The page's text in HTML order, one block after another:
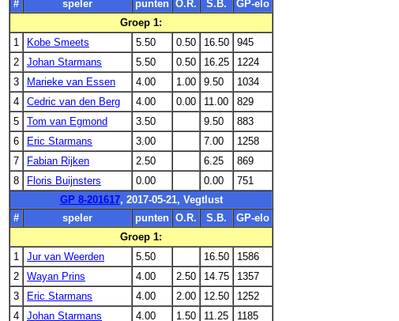
#
speler punten O.R. S.B.
GP-elo
Groep 1:
1
Kobe Smeets 5.50 0.50 16.50
945
2
Johan Starmans 5.50 0.50 16.25
1224
3
Marieke van Essen 4.00 1.00 9.50
1034
4
Cedric van den Berg 4.00 0.00 11.00
829
5
Tom van Egmond 3.50 9.50
883
6
Eric Starmans 3.00 7.00
1258
7
Fabian Rijken 2.50 6.25
869
8
Floris Buijnsters 0.00 0.00
751
GP 8-201617, 2017-05-21, Vegtlust
#
speler punten O.R. S.B.
GP-elo
Groep 1:
1
Jur van Weerden 5.50 16.50
1586
2
Wayan Prins 4.00 2.50 14.75
1357
3
Eric Starmans 4.00 2.00 12.50
1252
4
Johan Starmans 4.00 1.50 11.25
1185